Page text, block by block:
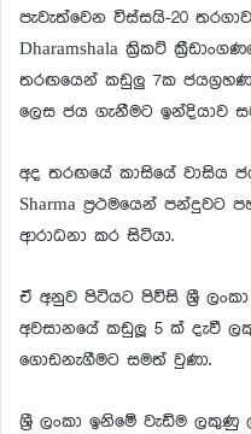
පැවැත්වෙන විස්සයි-20
Dharamshala ක්‍රිකට්
තරඟයෙන් කඩුලු 7ක
ලෙස ජය ගැනීමට ඉන්දියාව
අද තරඟයේ කාසියේ වාසිය
Sharma ප්‍රථමයෙන් පන්දුවට
ආරාධනා කර සිටියා.
ඒ අනුව පිටියට පිවිසි ශ්‍රී
අවසානයේ කඩුලූ 5 ක් දැවී
ගොඩනැගීමට සමත් වුණා.
ශ්‍රී ලංකා ඉනිමේ වැඩිම